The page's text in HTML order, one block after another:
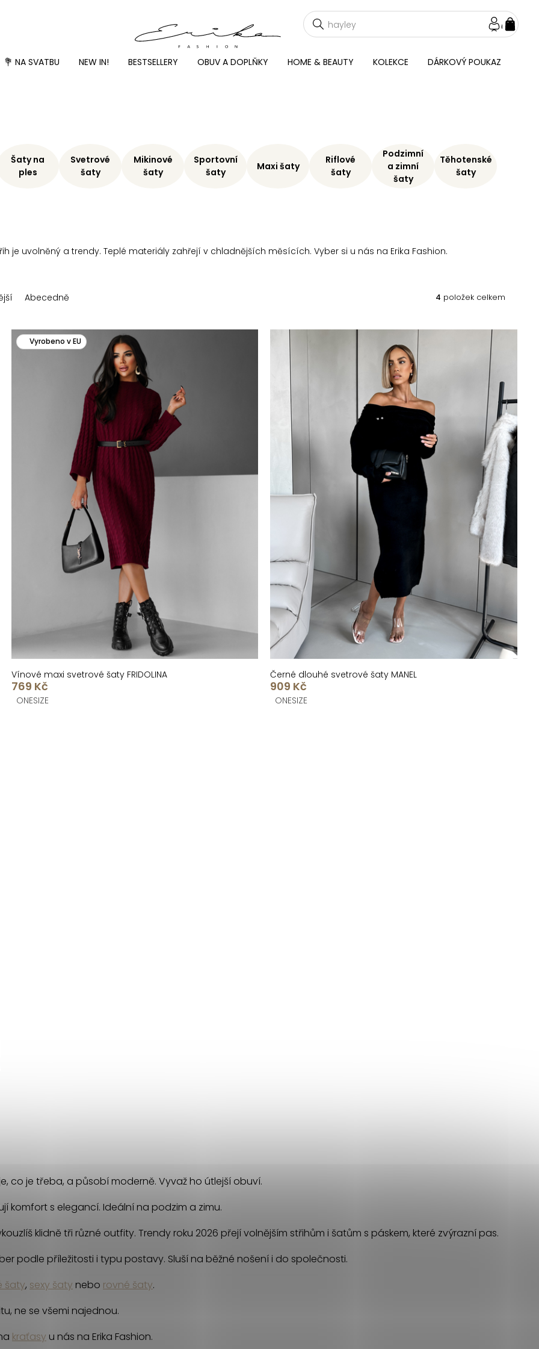
💐 NA SVATBU NEW IN! BESTSELLERY OBUV A DOPLŇKY HOME & BEAUTY KOLEKCE DÁRKOVÝ POUKAZ
je uvolněný a trendy. Teplé materiály zahřejí v chladnějších měsících. Vyber si u nás na Erika Fashion.
Šaty na
ples
Svetrové
šaty
Mikinové
šaty
Sportovní
šaty
Maxi šaty
Riflové
šaty
Podzimní
a zimní
šaty
Těhotenské
šaty
Abecedně 4 položek celkem
Vyrobeno v EU
Vínové maxi svetrové šaty FRIDOLINA
769 Kč
ONESIZE
Černé dlouhé svetrové šaty MANEL
909 Kč
ONESIZE
co je třeba, a působí moderně. Vyvaž ho útlejší obuví.
komfort s elegancí. Ideální na podzim a zimu.
klidně tři různé outfity. Trendy roku 2026 přejí volnějším střihům i šatům s páskem, které zvýrazní pas.
podle příležitosti i typu postavy. Sluší na běžné nošení i do společnosti.
šaty, sexy šaty nebo rovné šaty.
ne se všemi najednou.
kraťasy u nás na Erika Fashion.